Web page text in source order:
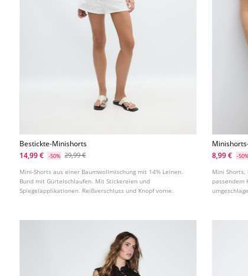
Bestickte-Minishorts
14,99 €
-50% 29,99 €
Mini-Shorts aus einer Baumwollmischung mit 14% Leinen.
Bund mit Gürtelschlaufen. Mit Stickereien und
Spiegelapplikationen. Reißverschluss und Knopf vorne.
8,99 €
-50%
Mini
passendem